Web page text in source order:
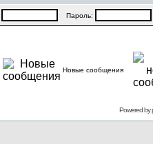
Пароль:
Новые сообщения
Powered by